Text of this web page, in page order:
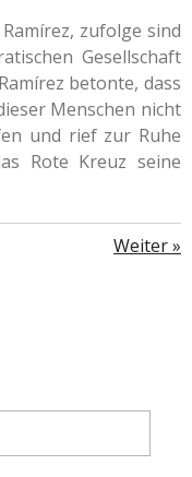
zufolge sind
Gesellschaft
betonte, dass
Menschen nicht
und rief zur Ruhe
Rote Kreuz seine
Weiter»